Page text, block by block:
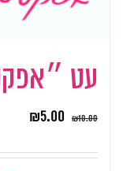
עט
₪10.00
₪5.00